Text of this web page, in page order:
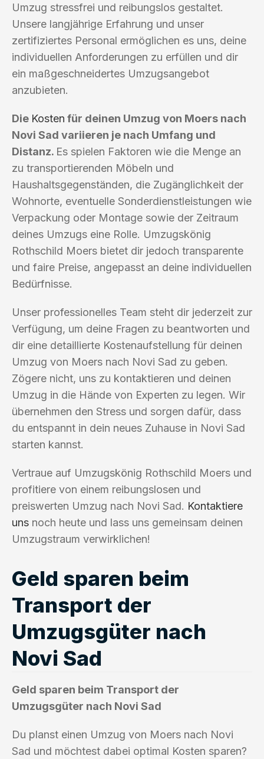
Umzug stressfrei und reibungslos gestaltet.
Unsere langjährige Erfahrung und unser
zertifiziertes Personal ermöglichen es uns, deine
individuellen Anforderungen zu erfüllen und dir
ein maßgeschneidertes Umzugsangebot
anzubieten.
Die Kosten für deinen Umzug von Moers nach
Novi Sad variieren je nach Umfang und
Distanz. Es spielen Faktoren wie die Menge an
zu transportierenden Möbeln und
Haushaltsgegenständen, die Zugänglichkeit der
Wohnorte, eventuelle Sonderdienstleistungen wie
Verpackung oder Montage sowie der Zeitraum
deines Umzugs eine Rolle. Umzugskönig
Rothschild Moers bietet dir jedoch transparente
und faire Preise, angepasst an deine individuellen
Bedürfnisse.
Unser professionelles Team steht dir jederzeit zur
Verfügung, um deine Fragen zu beantworten und
dir eine detaillierte Kostenaufstellung für deinen
Umzug von Moers nach Novi Sad zu geben.
Zögere nicht, uns zu kontaktieren und deinen
Umzug in die Hände von Experten zu legen. Wir
übernehmen den Stress und sorgen dafür, dass
du entspannt in dein neues Zuhause in Novi Sad
starten kannst.
Vertraue auf Umzugskönig Rothschild Moers und
profitiere von einem reibungslosen und
preiswerten Umzug nach Novi Sad. Kontaktiere
uns noch heute und lass uns gemeinsam deinen
Umzugstraum verwirklichen!
Geld sparen beim
Transport der
Umzugsgüter nach
Novi Sad
Geld sparen beim Transport der
Umzugsgüter nach Novi Sad
Du planst einen Umzug von Moers nach Novi
Sad und möchtest dabei optimal Kosten sparen?